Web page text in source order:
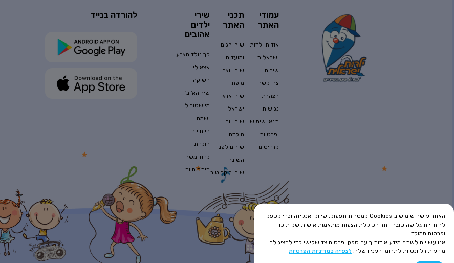
דפנה ואורי – מה עושים העצים
כשהלילה בא
עמודי
האתר
אודות ילדות
ישראלית
שירים
צרו קשר
הצהרת
נגישות
תנאי שימוש
ופרטיות
קרדיטים
תכני
האתר
שירי חגים
ומועדים
שירי יוצרי
מופת
שירי ארץ
ישראל
שירי יום
הולדת
שירים לפני
השינה
שירי בוקר טוב
שירי
ילדים
אהובים
כך נולד הצבע
אצא לי
השוקה
שיר הא' ב'
מי שטוב לו
ושמח
היום יום
הולדת
לדוד משה
היתה חווה
להורדה בנייד
האתר עושה שימוש ב-Cookies למטרות תפעול, שיווק ואנליזה וכדי לספק
לך חוויית גלישה טובה יותר הכוללת הצעות מותאמות אישית של תוכן
ופרסום ממוקד.
אנו עשויים לשתף מידע אודותיך עם ספקי פרסום צד שלישי כדי להציג לך
מודעות רלוונטיות לתחומי העניין שלך. לצפייה במדיניות הפרטיות